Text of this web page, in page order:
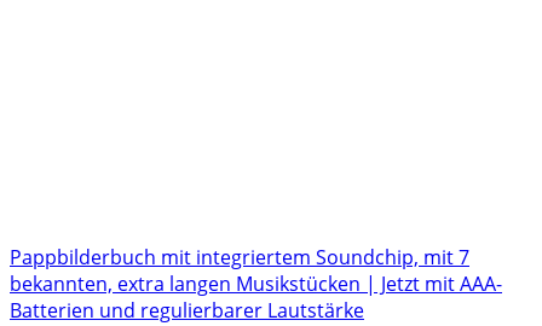
Pappbilderbuch mit integriertem Soundchip, mit 7
bekannten, extra langen Musikstücken | Jetzt mit AAA-
Batterien und regulierbarer Lautstärke